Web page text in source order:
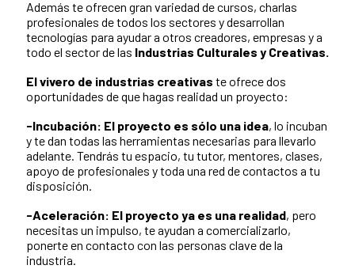
Además te ofrecen gran variedad de cursos, charlas
profesionales de todos los sectores y desarrollan
tecnologías para ayudar a otros creadores, empresas y a
todo el sector de las Industrias Culturales y Creativas.
El vivero de industrias creativas te ofrece dos
oportunidades de que hagas realidad un proyecto:
-Incubación: El proyecto es sólo una idea, lo incuban
y te dan todas las herramientas necesarias para llevarlo
adelante. Tendrás tu espacio, tu tutor, mentores, clases,
apoyo de profesionales y toda una red de contactos a tu
disposición.
-Aceleración: El proyecto ya es una realidad, pero
necesitas un impulso, te ayudan a comercializarlo,
ponerte en contacto con las personas clave de la
industria.